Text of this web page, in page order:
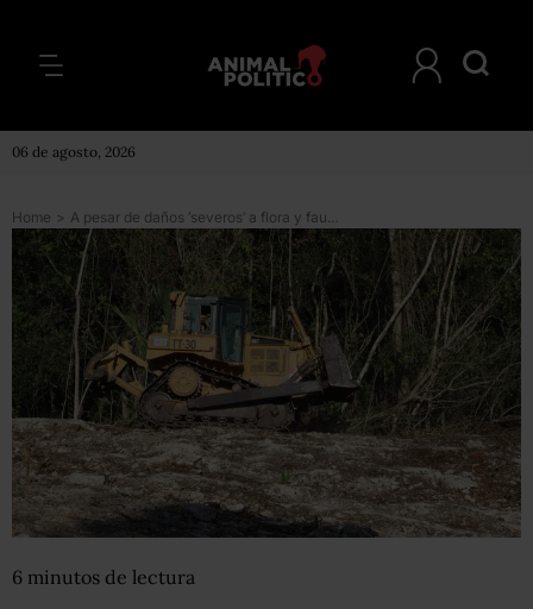
06 de agosto, 2026
Home > A pesar de daños ‘severos’ a flora y fauna, y riesgo de hundimiento del suelo, el Tramo 5 del Tren Maya es ‘viable’, según la MIA
6 minutos de lectura